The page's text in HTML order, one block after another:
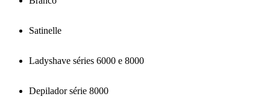
Satinelle
Ladyshave séries 6000 e 8000
Depilador série 8000